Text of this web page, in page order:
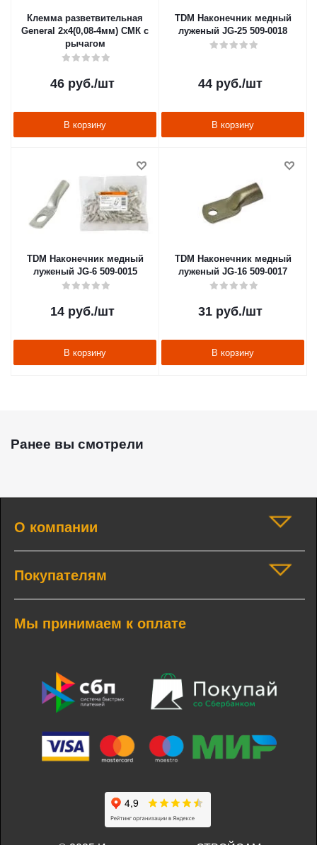
Клемма разветвительная
General 2х4(0,08-4мм) СМК с
рычагом
46 руб./шт
В корзину
TDM Наконечник медный
луженый JG-25 509-0018
44 руб./шт
В корзину
TDM Наконечник медный
луженый JG-6 509-0015
14 руб./шт
В корзину
TDM Наконечник медный
луженый JG-16 509-0017
31 руб./шт
В корзину
Ранее вы смотрели
О компании
Покупателям
Мы принимаем к оплате